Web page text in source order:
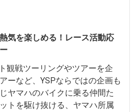
気を楽しめる！レース活動応
観戦ツーリングやツアーを企
ーなど、YSPならではの企画も
ヤマハのバイクに乗る仲間た
トを駆け抜ける、ヤマハ所属